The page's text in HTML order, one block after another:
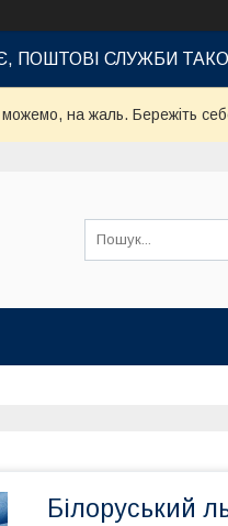
ПОШТОВІ СЛУЖБИ
на жаль. Бережіть
Білоруський